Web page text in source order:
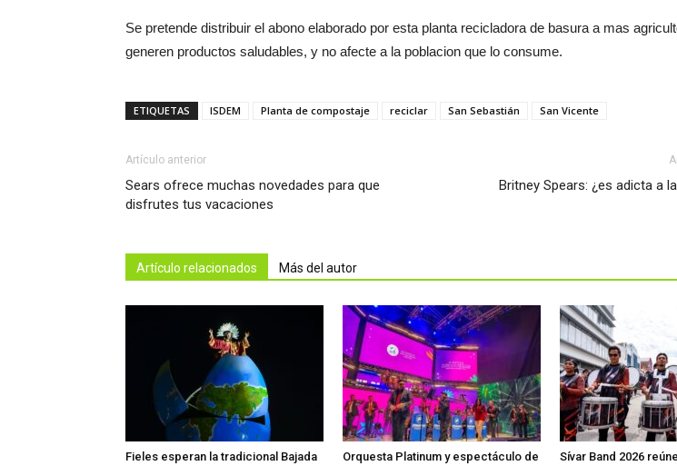
Se pretende distribuir el abono elaborado por esta planta recicladora de basura a mas
generen productos saludables, y no afecte a la poblacion que lo consume.
ETIQUETAS ISDEM Planta de compostaje reciclar San Sebastián San Vicente
Artículo anterior
Sears ofrece muchas novedades para que
disfrutes tus vacaciones
Britney Spears: ¿es adicta a
Artículo relacionados Más del autor
Fieles esperan la tradicional Bajada
Orquesta Platinum y espectáculo de
Sívar Band 2026